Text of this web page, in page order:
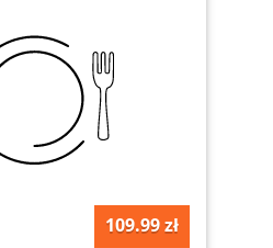
109.99 zł